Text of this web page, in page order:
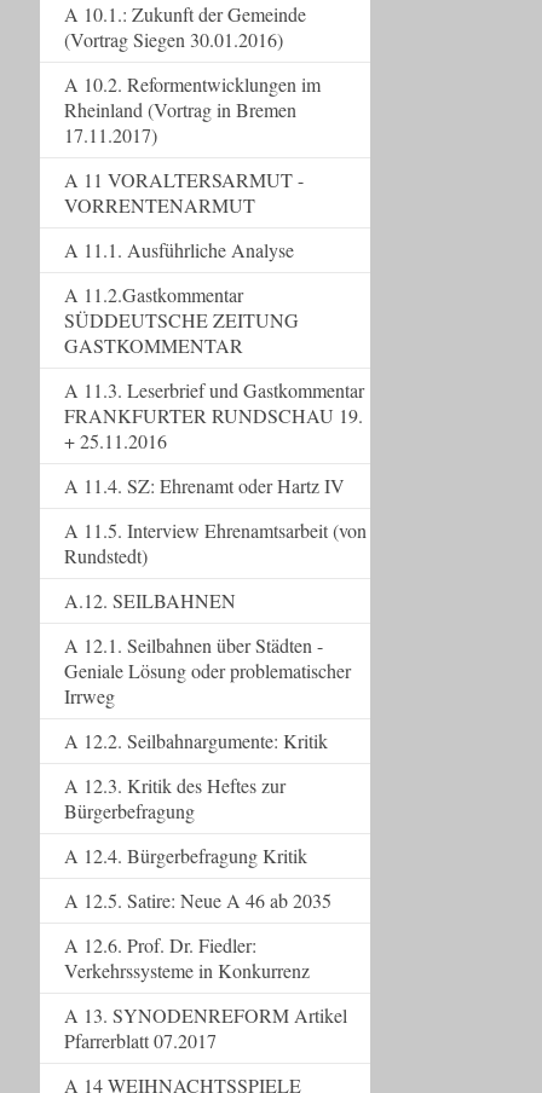
A 10.1.: Zukunft der Gemeinde
(Vortrag Siegen 30.01.2016)
A 10.2. Reformentwicklungen im
Rheinland (Vortrag in Bremen
17.11.2017)
A 11 VORALTERSARMUT -
VORRENTENARMUT
A 11.1. Ausführliche Analyse
A 11.2.Gastkommentar
SÜDDEUTSCHE ZEITUNG
GASTKOMMENTAR
A 11.3. Leserbrief und Gastkommentar
FRANKFURTER RUNDSCHAU 19.
+ 25.11.2016
A 11.4. SZ: Ehrenamt oder Hartz IV
A 11.5. Interview Ehrenamtsarbeit (von
Rundstedt)
A.12. SEILBAHNEN
A 12.1. Seilbahnen über Städten -
Geniale Lösung oder problematischer
Irrweg
A 12.2. Seilbahnargumente: Kritik
A 12.3. Kritik des Heftes zur
Bürgerbefragung
A 12.4. Bürgerbefragung Kritik
A 12.5. Satire: Neue A 46 ab 2035
A 12.6. Prof. Dr. Fiedler:
Verkehrssysteme in Konkurrenz
A 13. SYNODENREFORM Artikel
Pfarrerblatt 07.2017
A 14 WEIHNACHTSSPIELE